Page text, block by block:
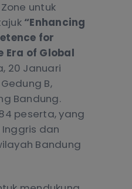
untuk
“Enhancing
for
Era of Global
20 Januari
B,
Bandung.
peserta, yang
dan
Bandung